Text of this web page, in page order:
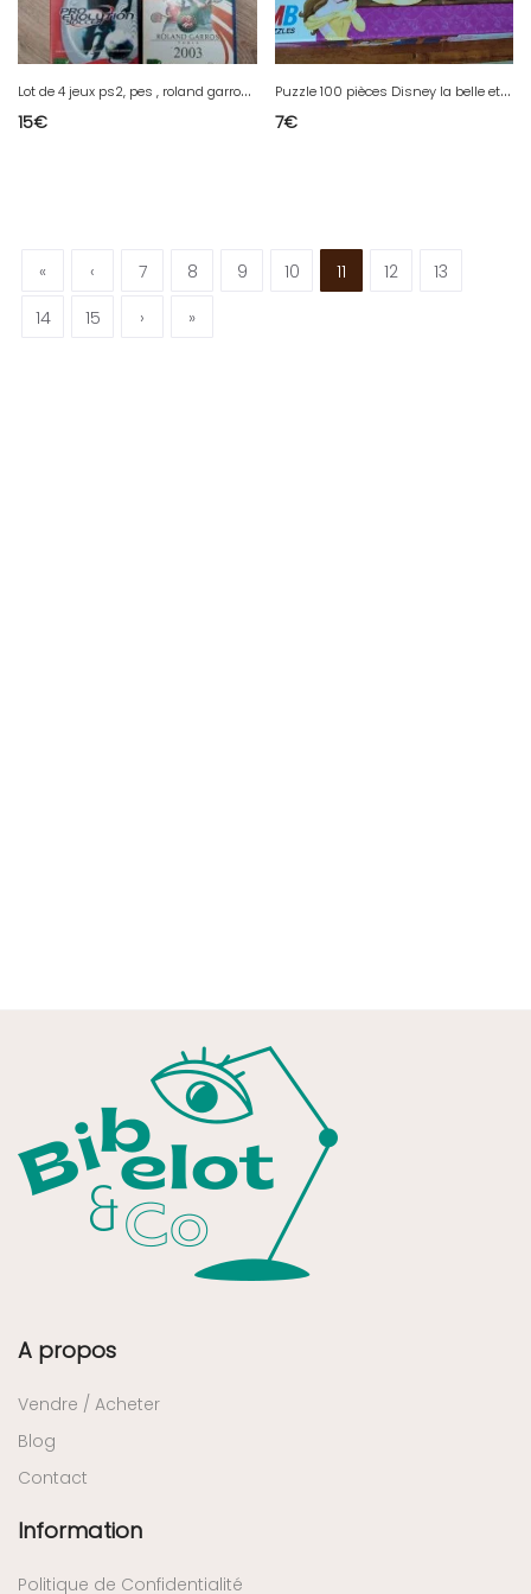
L
ot de 4 jeux ps2, pes , roland garros etc
15€
P
uzzle 100 pièces Disney la belle et la bête en bon état
7€
« ‹ 7 8 9 10 11 12
13
14
15 › »
A propos
Vendre / Acheter
Blog
Contact
Information
Politique de Confidentialité